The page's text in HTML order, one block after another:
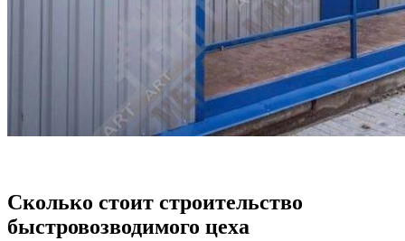
Сколько стоит строительство
быстровозводимого цеха